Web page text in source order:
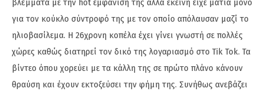
βλέμματα με την hot εμφάνισή της αλλά εκείνη είχε μάτια μόνο
για τον κούκλο σύντροφό της με τον οποίο απόλαυσαν μαζί το
ηλιοβασίλεμα. Η 26χρονη κοπέλα έχει γίνει γνωστή σε πολλές
χώρες καθώς διατηρεί τον δικό της λογαριασμό στο Tik Tok. Τα
βίντεο όπου χορεύει με τα κάλλη της σε πρώτο πλάνο κάνουν
θραύση και έχουν εκτοξεύσει την φήμη της. Συνήθως ανεβάζει